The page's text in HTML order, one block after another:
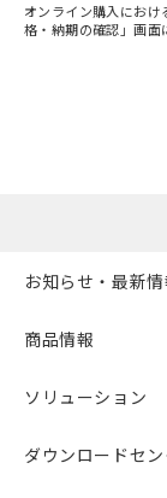
オンライン購入にお
格・納期の確認」画面
お知らせ・最新
商品情報
ソリューション
ダウンロードセン